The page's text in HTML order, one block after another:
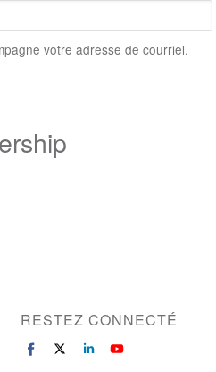
votre adresse de courriel.
RESTEZ CONNECTÉ